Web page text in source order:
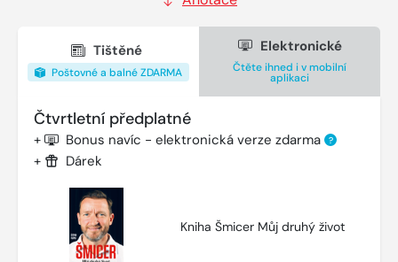
Tištěné
Poštovné a balné ZDARMA
Elektronické
Čtěte ihned i v mobilní
aplikaci
Čtvrtletní předplatné
+ Bonus navíc - elektronická verze zdarma ?
+ Dárek
Kniha Šmicer Můj druhý život